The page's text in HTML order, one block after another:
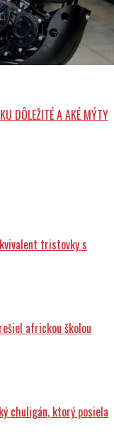
DÔLEŽITÉ A AKÉ MÝTY
tristovky s
africkou školou
chuligán, ktorý posiela